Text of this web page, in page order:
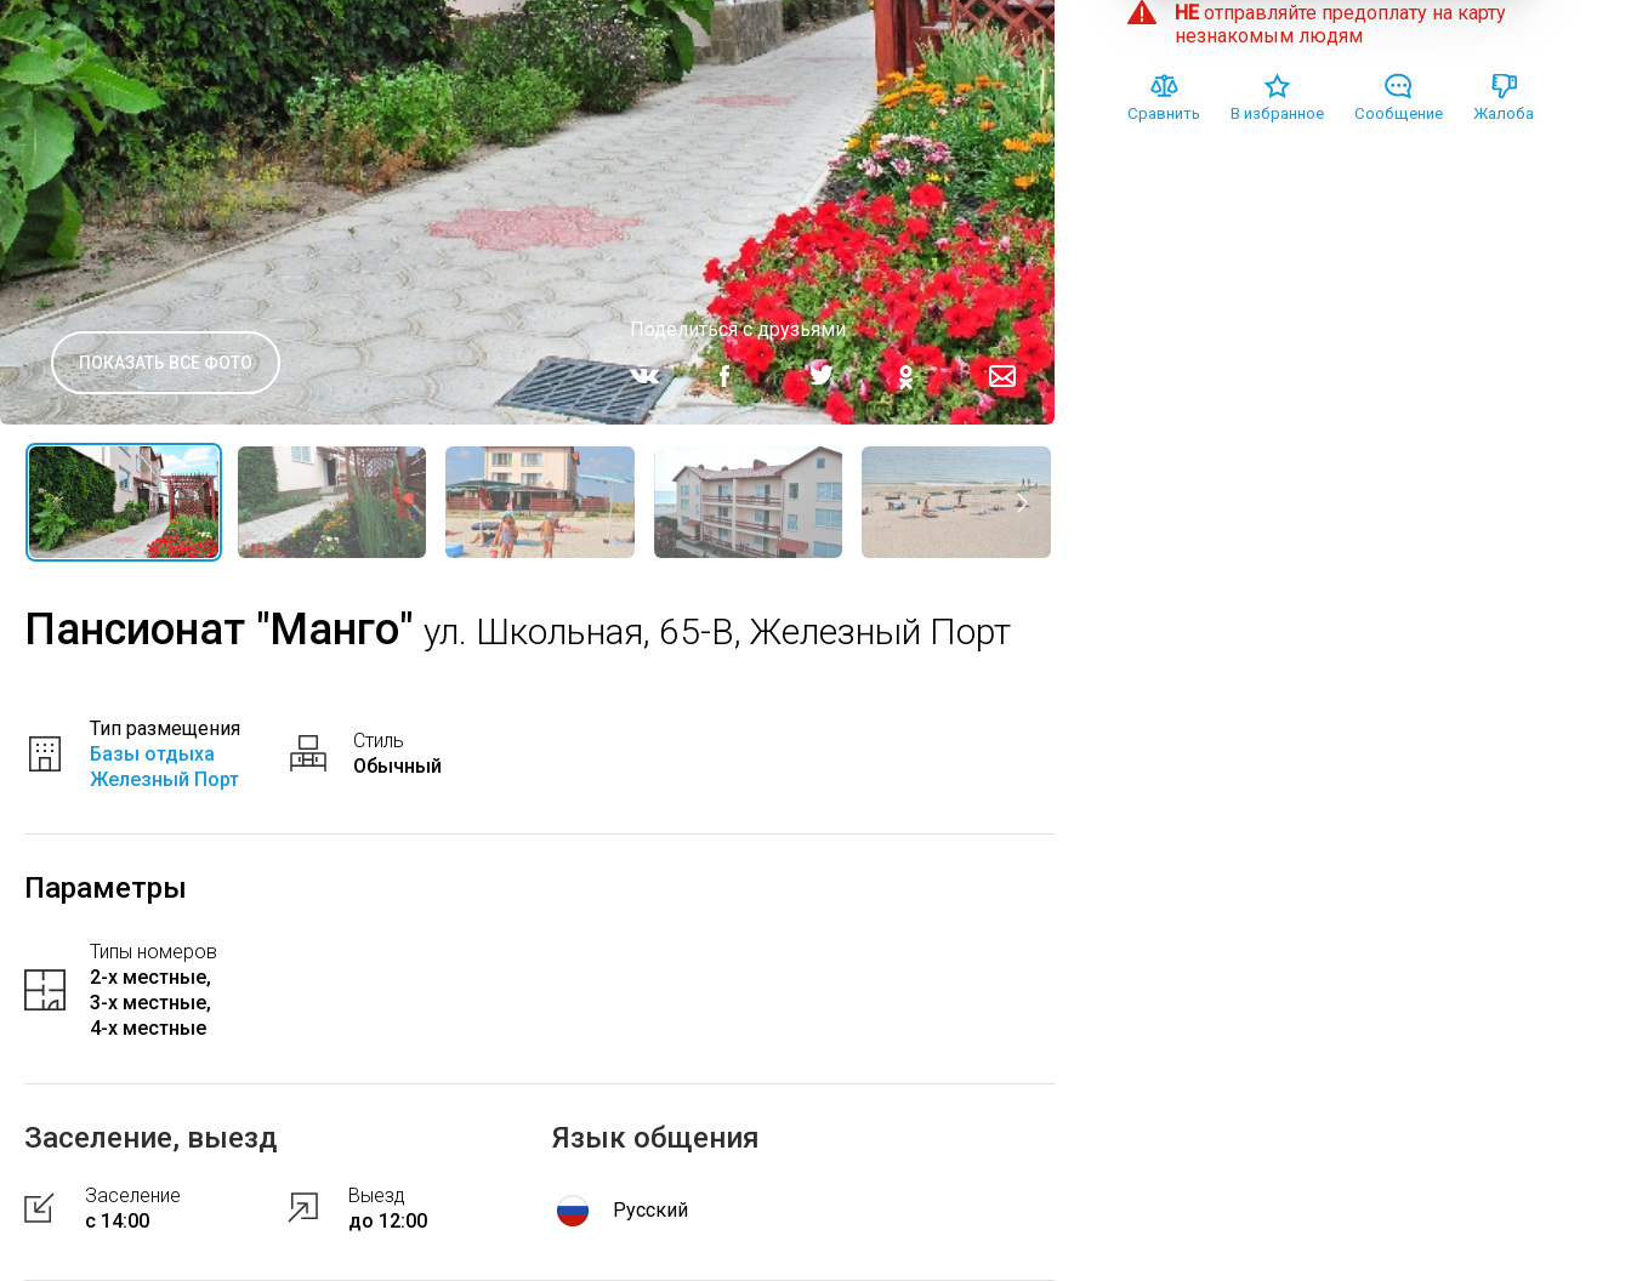
ПОКАЗАТЬ ВСЕ ФОТО
Поделиться с друзьями
Пансионат "Манго" ул. Школьная, 65-В, Железный Порт
Тип размещения
Базы отдыха
Железный Порт
Стиль
Обычный
Параметры
Типы номеров
2-x местные,
3-x местные,
4-x местные
Заселение, выезд
Заселение
с 14:00
Выезд
до 12:00
Язык общения
Русский
НЕотправляйте предоплату на карту
незнакомым людям
Сравнить В избранное Сообщение Жалоба